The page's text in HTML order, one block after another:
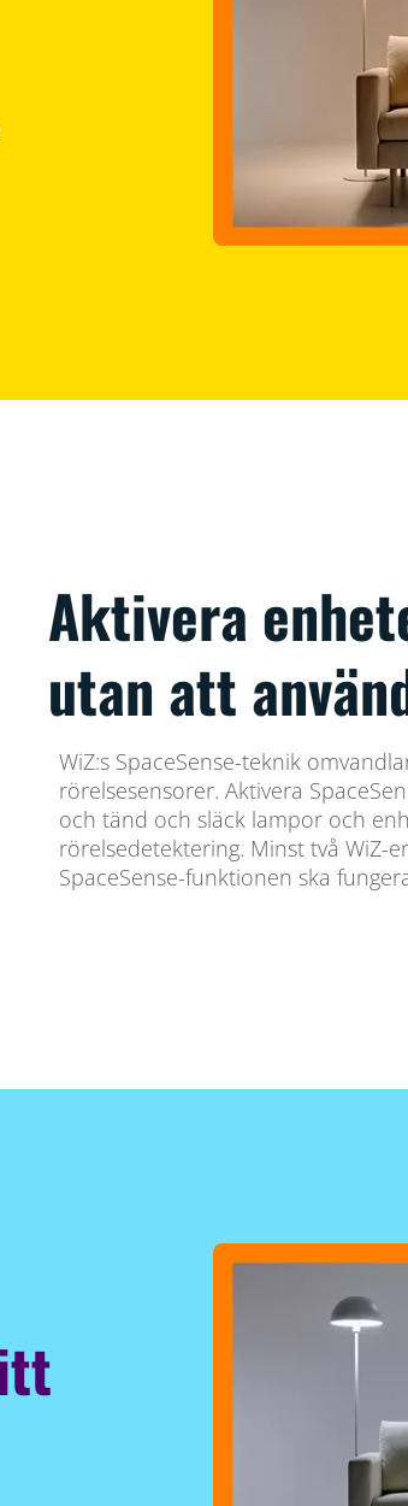
Aktivera
utan att
WiZ:s SpaceSense-teknik
rörelsesensorer. Aktivera
och tänd och släck lampor och
rörelsedetektering. Minst två WiZ-
SpaceSense-funktionen ska